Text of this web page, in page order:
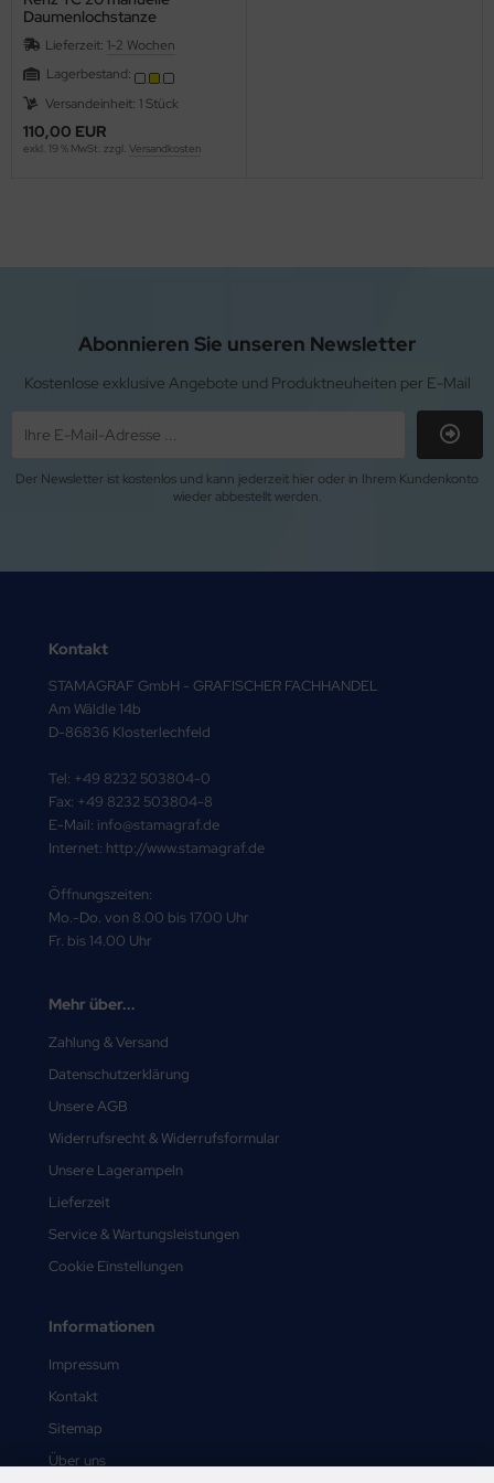
Daumenlochstanze
Lieferzeit: 1-2 Wochen
Lagerbestand:
Versandeinheit: 1 Stück
110,00 EUR
exkl. 19 % MwSt. zzgl. Versandkosten
Abonnieren Sie unseren Newsletter
Kostenlose exklusive Angebote und Produktneuheiten per E-Mail
Der Newsletter ist kostenlos und kann jederzeit hier oder in Ihrem Kundenkonto
wieder abbestellt werden.
Kontakt
STAMAGRAF GmbH - GRAFISCHER FACHHANDEL
Am Wäldle 14b
D-86836 Klosterlechfeld
Tel: +49 8232 503804-0
Fax: +49 8232 503804-8
E-Mail: info@stamagraf.de
Internet: http://www.stamagraf.de
Öffnungszeiten:
Mo.-Do. von 8.00 bis 17.00 Uhr
Fr. bis 14.00 Uhr
Mehr über...
Zahlung & Versand
Datenschutzerklärung
Unsere AGB
Widerrufsrecht & Widerrufsformular
Unsere Lagerampeln
Lieferzeit
Service & Wartungsleistungen
Cookie Einstellungen
Informationen
Impressum
Kontakt
Sitemap
Über uns